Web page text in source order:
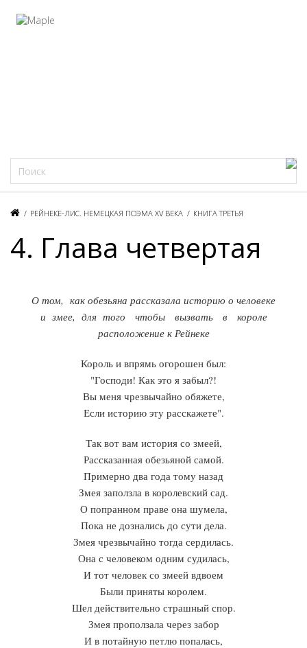
/ РЕЙНЕКЕ-ЛИС. НЕМЕЦКАЯ ПОЭМА XV ВЕКА / КНИГА ТРЕТЬЯ
4. Глава четвертая
О том, как обезьяна рассказала историю о человеке
и змее, для того чтобы вызвать в короле
расположение к Рейнеке
Король и впрямь огорошен был:
"Господи! Как это я забыл?!
Вы меня чрезвычайно обяжете,
Если историю эту расскажете".
Так вот вам история со змеей,
Рассказанная обезьяной самой.
Примерно два года тому назад
Змея заползла в королевский сад.
О попранном праве она шумела,
Пока не дознались до сути дела.
Змея чрезвычайно тогда сердилась.
Она с человеком одним судилась,
И тот человек со змеей вдвоем
Были приняты королем.
Шел действительно страшный спор.
Змея проползала через забор
И в потайную петлю попалась,